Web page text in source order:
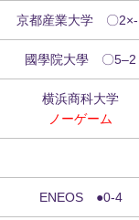
京都産業大学 〇
國學院大學 〇5–2
横浜商科大学
ノーゲーム
ENEOS ●0-4